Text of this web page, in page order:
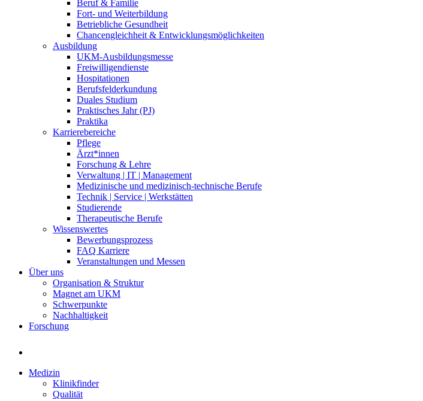
Beruf & Familie
Fort- und Weiterbildung
Betriebliche Gesundheit
Chancengleichheit & Entwicklungsmöglichkeiten
Ausbildung
UKM-Ausbildungsmesse
Freiwilligendienste
Hospitationen
Berufsfelderkundung
Duales Studium
Praktisches Jahr (PJ)
Praktika
Karrierebereiche
Pflege
Ärzt*innen
Forschung & Lehre
Verwaltung | IT | Management
Medizinische und medizinisch-technische Berufe
Technik | Service | Werkstätten
Studierende
Therapeutische Berufe
Wissenswertes
Bewerbungsprozess
FAQ Karriere
Veranstaltungen und Messen
Über uns
Organisation & Struktur
Magnet am UKM
Schwerpunkte
Nachhaltigkeit
Forschung
Medizin
Klinikfinder
Qualität